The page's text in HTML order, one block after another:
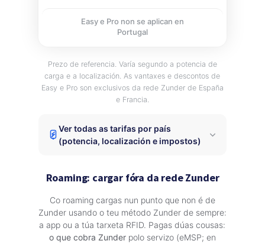
Easy e Pro non se aplican en
Portugal
Prezo de referencia. Varía segundo a potencia de
carga e a localización. As vantaxes e descontos de
Easy e Pro son exclusivos da rede Zunder de España
e Francia.
Ver todas as tarifas por país
(potencia, localización e impostos)
Roaming: cargar fóra da rede Zunder
Co roaming cargas nun punto que non é de
Zunder usando o teu método Zunder de sempre:
a app ou a túa tarxeta RFID. Pagas dúas cousas:
o que cobra Zunderpolo servizo (eMSP; en